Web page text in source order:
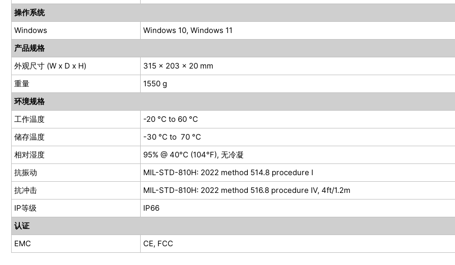
操作系统
Windows
Windows 10, Windows 11
产品规格
外观尺寸 (W x D x H)
315 x 203 x 20 mm
重量
1550 g
环境规格
工作温度
-20 °C to 60 °C
储存温度
-30 °C to 70 °C
相对湿度
95% @ 40°C (104°F), 无冷凝
抗振动
MIL-STD-810H: 2022 method 514.8 procedure I
抗冲击
MIL-STD-810H: 2022 method 516.8 procedure IV, 4ft/1.2m
IP等级
IP66
认证
EMC
CE, FCC